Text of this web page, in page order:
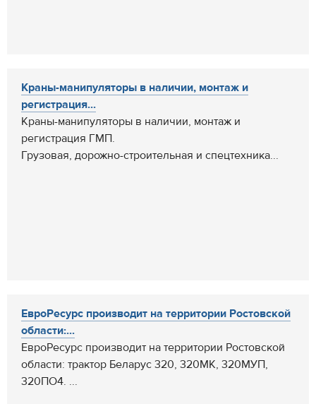
Краны-манипуляторы в наличии, монтаж и
регистрация...
Краны-манипуляторы в наличии, монтаж и
регистрация ГМП.
Грузовая, дорожно-строительная и спецтехника...
ЕвроРесурс производит на территории Ростовской
области:...
ЕвроРесурс производит на территории Ростовской
области: трактор Беларус 320, 320МК, 320МУП,
320ПО4. ...